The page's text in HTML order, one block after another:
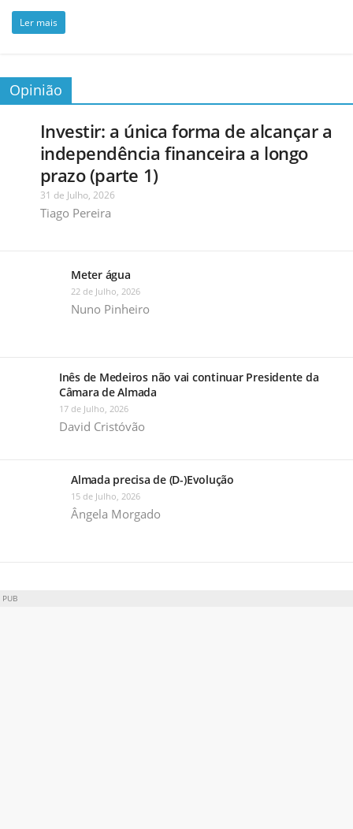
Ler mais
Opinião
Investir: a única forma de alcançar a
independência financeira a longo
prazo (parte 1)
31 de Julho, 2026
Tiago Pereira
Meter água
22 de Julho, 2026
Nuno Pinheiro
Inês de Medeiros não vai continuar Presidente da
Câmara de Almada
17 de Julho, 2026
David Cristóvão
Almada precisa de (D-)Evolução
15 de Julho, 2026
Ângela Morgado
PUB